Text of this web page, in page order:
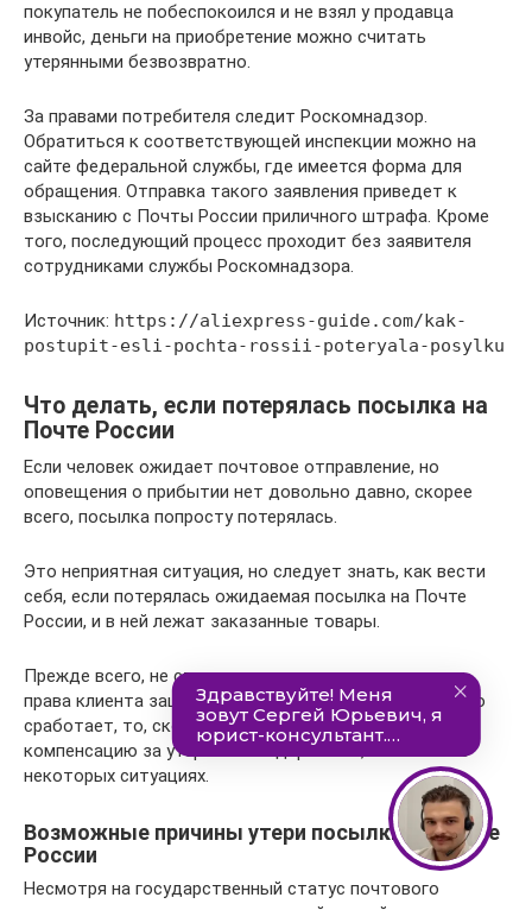
покупатель не побеспокоился и не взял у продавца
инвойс, деньги на приобретение можно считать
утерянными безвозвратно.
За правами потребителя следит Роскомнадзор.
Обратиться к соответствующей инспекции можно на
сайте федеральной службы, где имеется форма для
обращения. Отправка такого заявления приведет к
взысканию с Почты России приличного штрафа. Кроме
того, последующий процесс проходит без заявителя
сотрудниками службы Роскомнадзора.
Источник: https://aliexpress-guide.com/kak-
postupit-esli-pochta-rossii-poteryala-posylku
Что делать, если потерялась посылка на
Почте России
Если человек ожидает почтовое отправление, но
оповещения о прибытии нет довольно давно, скорее
всего, посылка попросту потерялась.
Это неприятная ситуация, но следует знать, как вести
себя, если потерялась ожидаемая посылка на Почте
России, и в ней лежат заказанные товары.
Прежде всего, не стоит паниковать и теряться, ведь
права клиента защищены законом, и если он грамотно
сработает, то, скорее всего, сможет получить
компенсацию за утерянное содержимое, но только в
некоторых ситуациях.
Возможные причины утери посылки на Почте
России
Несмотря на государственный статус почтового